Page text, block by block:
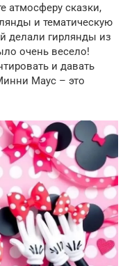
атмосферу сказки,
и тематическую
делали гирлянды из
очень весело!
и давать
Маус – это